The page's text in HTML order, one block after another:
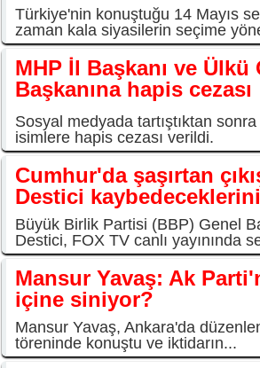
Türkiye'nin konuştuğu 14 Mayıs
zaman kala siyasilerin seçime
MHP İl Başkanı ve Ülkü
Başkanına hapis cezası
Sosyal medyada tartıştıktan
isimlere hapis cezası verildi.
Cumhur'da şaşırtan
Destici
Büyük Birlik Partisi (BBP) Genel
Destici, FOX TV canlı yayınında
Mansur Yavaş: Ak
içine siniyor?
Mansur Yavaş, Ankara'da
töreninde konuştu ve iktidarın...